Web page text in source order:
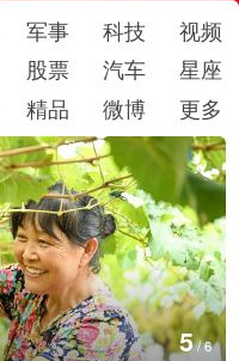
军事 科技
视频
股票 汽车
星座
精品 微博 更多
图集
湖北房县：路畅景美
6/6